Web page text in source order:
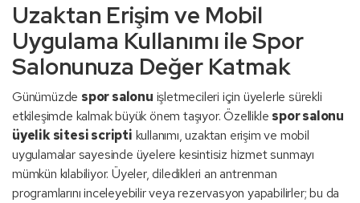
Uzaktan Erişim ve Mobil
Uygulama Kullanımı ile Spor
Salonunuza Değer Katmak
Günümüzde spor salonu işletmecileri için üyelerle sürekli
etkileşimde kalmak büyük önem taşıyor. Özellikle spor salonu
üyelik sitesi scripti kullanımı, uzaktan erişim ve mobil
uygulamalar sayesinde üyelere kesintisiz hizmet sunmayı
mümkün kılabiliyor. Üyeler, diledikleri an antrenman
programlarını inceleyebilir veya rezervasyon yapabilirler; bu da